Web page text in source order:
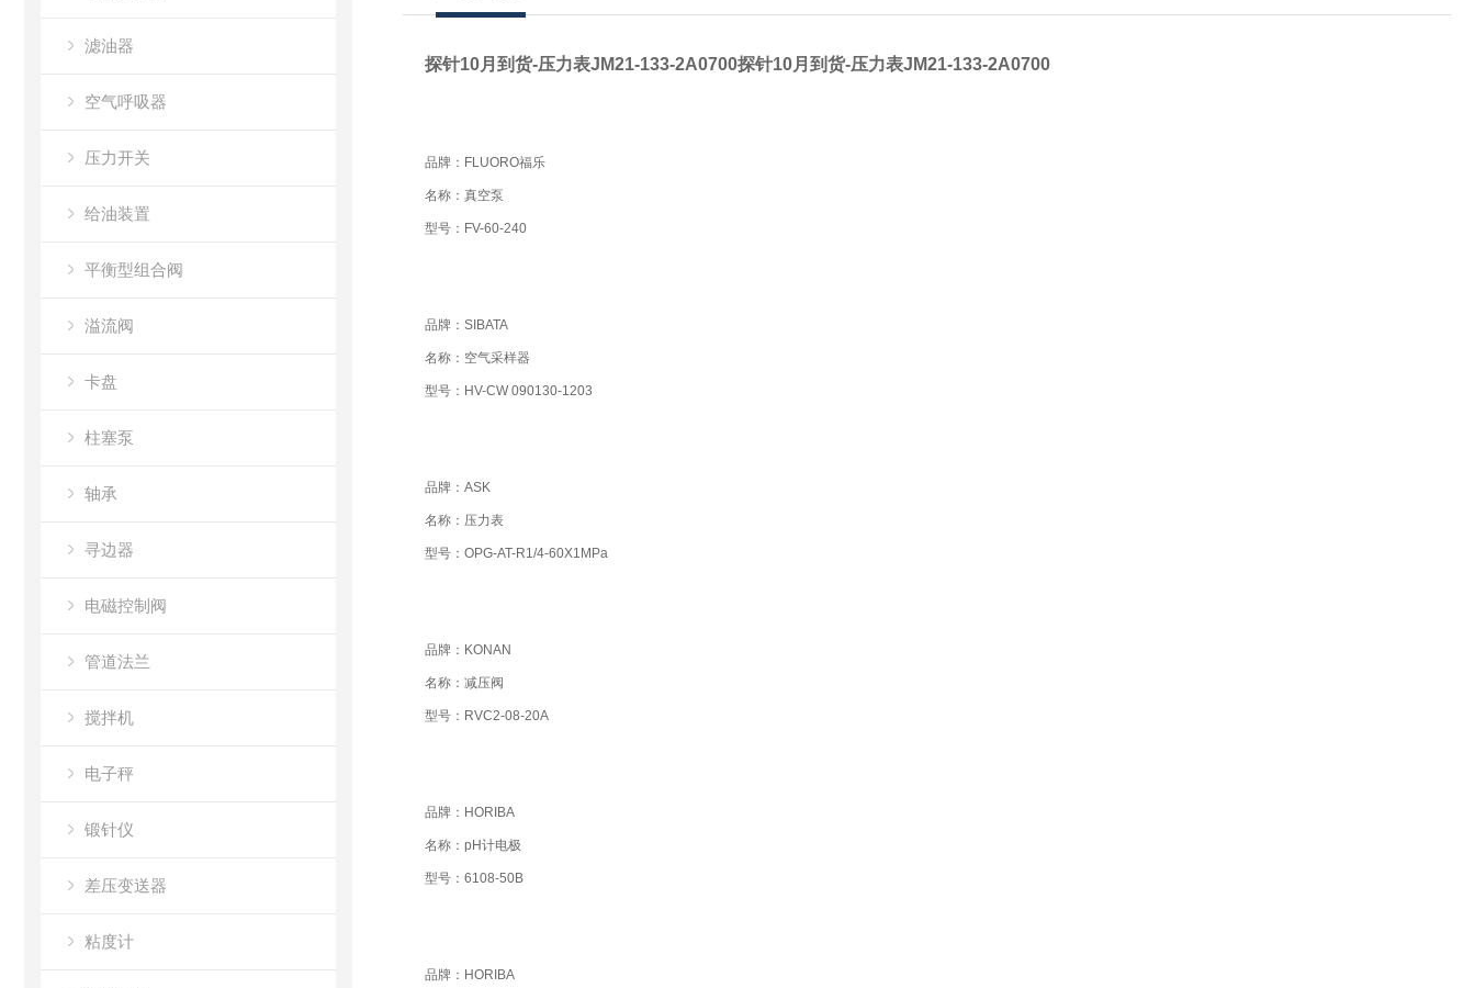
滤油器
空气呼吸器
压力开关
给油装置
平衡型组合阀
溢流阀
卡盘
柱塞泵
轴承
寻边器
电磁控制阀
管道法兰
搅拌机
电子秤
锻针仪
差压变送器
粘度计
探针10月到货-压力表JM21-133-2A0700探针10月到货-压力表JM21-133-2A0700
品牌：FLUORO福乐
名称：真空泵
型号：FV-60-240
品牌：SIBATA
名称：空气采样器
型号：HV-CW 090130-1203
品牌：ASK
名称：压力表
型号：OPG-AT-R1/4-60X1MPa
品牌：KONAN
名称：减压阀
型号：RVC2-08-20A
品牌：HORIBA
名称：pH计电极
型号：6108-50B
品牌：HORIBA